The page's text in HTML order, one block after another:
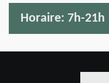
Horaire: 7h-21h